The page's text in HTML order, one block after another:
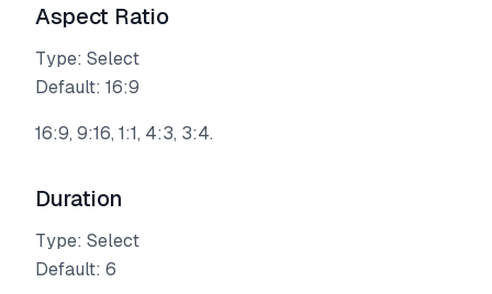
Aspect Ratio
Type: Select
Default: 16:9
16:9, 9:16, 1:1, 4:3, 3:4.
Duration
Type: Select
Default: 6